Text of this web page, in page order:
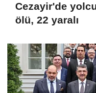
Cezayir'de
ölü, 22 yaralı